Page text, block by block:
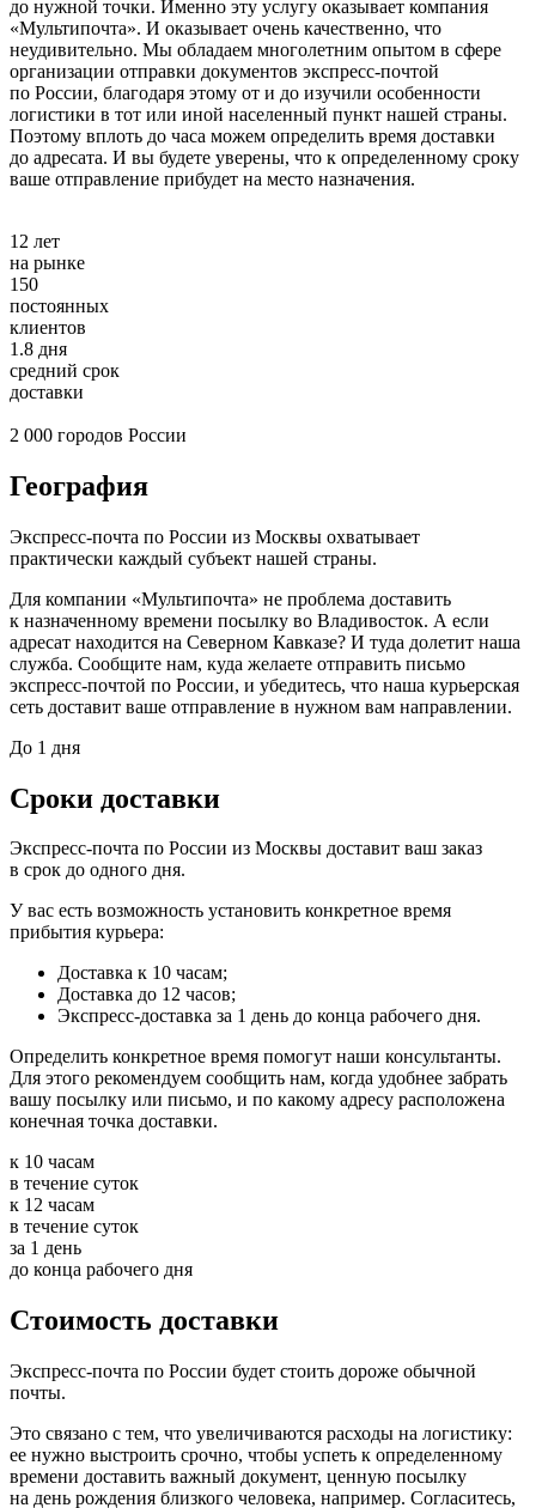
до нужной точки. Именно эту услугу оказывает компания
«Мультипочта». И оказывает очень качественно, что
неудивительно. Мы обладаем многолетним опытом в сфере
организации отправки документов экспресс-почтой
по России, благодаря этому от и до изучили особенности
логистики в тот или иной населенный пункт нашей страны.
Поэтому вплоть до часа можем определить время доставки
до адресата. И вы будете уверены, что к определенному сроку
ваше отправление прибудет на место назначения.
12 лет
на рынке
150
постоянных
клиентов
1.8 дня
средний срок
доставки
2 000 городов России
География
Экспресс-почта по России из Москвы охватывает
практически каждый субъект нашей страны.
Для компании «Мультипочта» не проблема доставить
к назначенному времени посылку во Владивосток. А если
адресат находится на Северном Кавказе? И туда долетит наша
служба. Сообщите нам, куда желаете отправить письмо
экспресс-почтой по России, и убедитесь, что наша курьерская
сеть доставит ваше отправление в нужном вам направлении.
До 1 дня
Сроки доставки
Экспресс-почта по России из Москвы доставит ваш заказ
в срок до одного дня.
У вас есть возможность установить конкретное время
прибытия курьера:
Доставка к 10 часам;
Доставка до 12 часов;
Экспресс-доставка за 1 день до конца рабочего дня.
Определить конкретное время помогут наши консультанты.
Для этого рекомендуем сообщить нам, когда удобнее забрать
вашу посылку или письмо, и по какому адресу расположена
конечная точка доставки.
к 10 часам
в течение суток
к 12 часам
в течение суток
за 1 день
до конца рабочего дня
Стоимость доставки
Экспресс-почта по России будет стоить дороже обычной
почты.
Это связано с тем, что увеличиваются расходы на логистику:
ее нужно выстроить срочно, чтобы успеть к определенному
времени доставить важный документ, ценную посылку
на день рождения близкого человека, например. Согласитесь,